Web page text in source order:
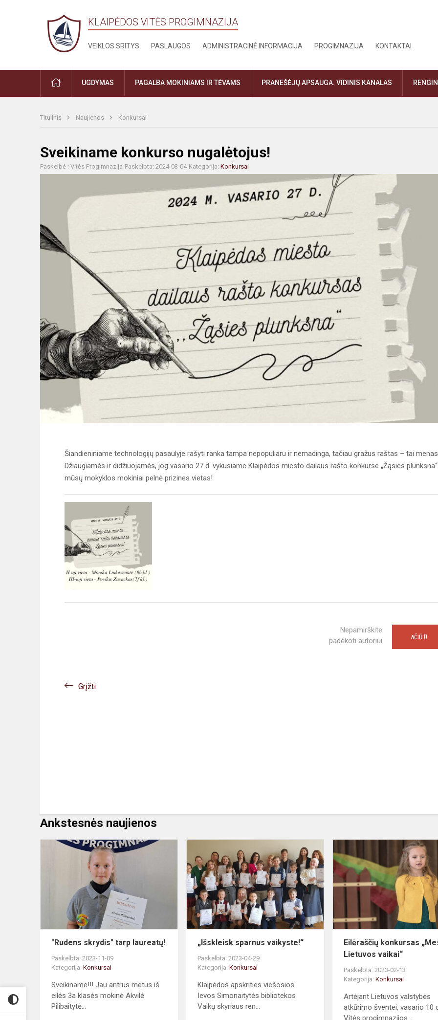
KLAIPĖDOS VITĖS PROGIMNAZIJA
VEIKLOS SRITYS PASLAUGOS ADMINISTRACINĖ INFORMACIJA PROGIMNAZIJA KONTAKTAI
PRADŽIAUGDYMAS PAGALBA MOKINIAMS IR TĖVAMS PRANEŠĖJŲ APSAUGA. VIDINIS KANALAS
Titulinis Naujienos Konkursai
Sveikiname konkurso nugalėtojus!
Paskelbė : Vitės Progimnazija Paskelbta: 2024-03-04 Kategorija: Konkursai
Šiandieniniame technologijų pasaulyje rašyti ranka tampa nepopuliaru ir nemadinga, tačiau gražus raštas – tai
Džiaugiamės ir didžiuojamės, jog vasario 27 d. vykusiame Klaipėdos miesto dailaus rašto konkurse „Žąsies plunksna“
mūsų mokyklos mokiniai pelnė prizines vietas!
Nepamirškite
padėkoti autoriui
AČIŪ 0
Grįžti
Ankstesnės naujienos
skrydis"
tarp
laureatų!
"Rudens skrydis" tarp laureatų!
Paskelbta: 2023-11-09
Kategorija: Konkursai
Sveikiname!!! Jau antrus metus iš
eilės 3a klasės mokinė Akvilė
Pilibaitytė...
sparnus
vaikyste!“
„Išskleisk sparnus vaikyste!“
Paskelbta: 2023-04-29
Kategorija:Konkursai
Klaipėdos apskrities viešosios
Ievos Simonaitytės bibliotekos
Vaikų skyriaus ren...
Eilėraščių konkursas
Lietuvos vaikai“
Paskelbta: 2023-02-13
Kategorija:Konkursai
Artėjant Lietuvos valstybės
atkūrimo šventei, vasario 10
Vitės progimnazijos...